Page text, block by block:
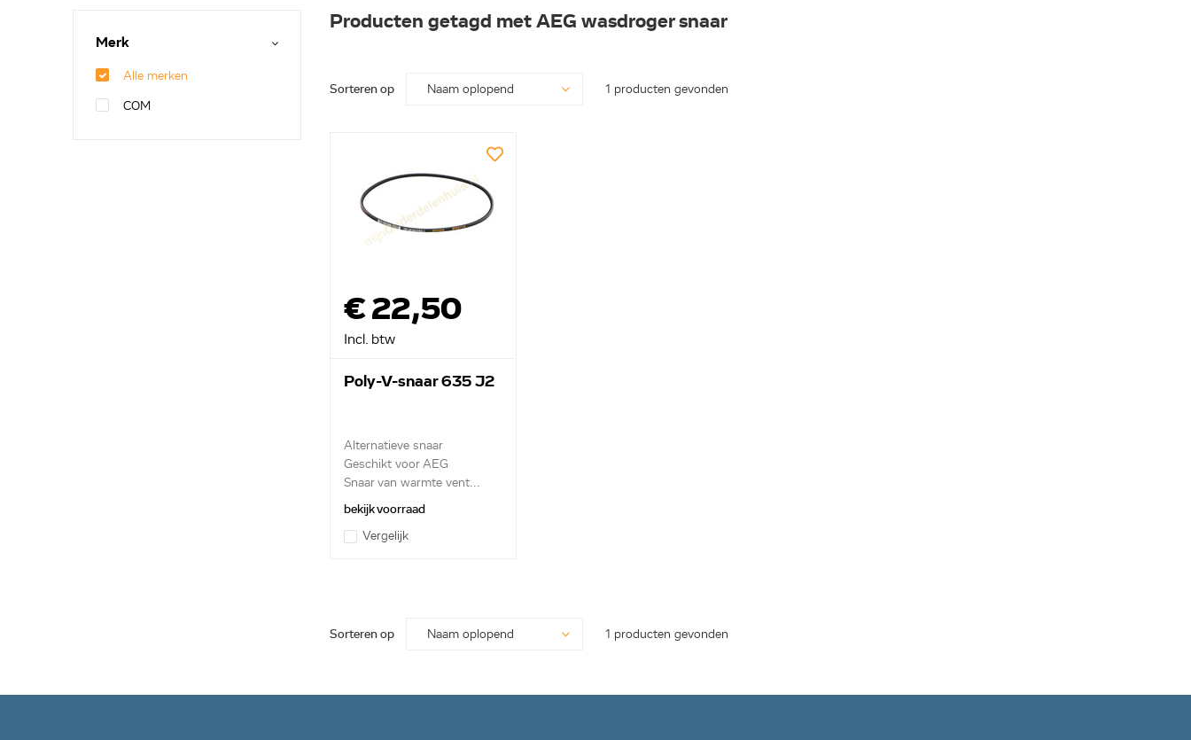
Merk
Alle merken
COM
Producten getagd met AEG wasdroger snaar
Sorteren op 1 producten gevonden
€ 22,50
Incl. btw
Poly-V-snaar 635 J2
Alternatieve snaar
Geschikt voor AEG
Snaar van warmte vent...
bekijk voorraad
Vergelijk
Sorteren op 1 producten gevonden